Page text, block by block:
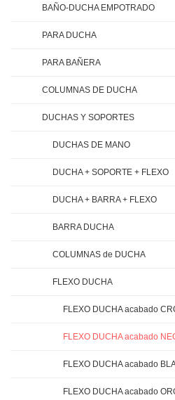
BAÑO-DUCHA EMPOTRADO
PARA DUCHA
PARA BAÑERA
COLUMNAS DE DUCHA
DUCHAS Y SOPORTES
DUCHAS DE MANO
DUCHA + SOPORTE + FLEXO
DUCHA + BARRA + FLEXO
BARRA DUCHA
COLUMNAS de DUCHA
FLEXO DUCHA
FLEXO DUCHA acabado
FLEXO DUCHA acabado
FLEXO DUCHA acabado
FLEXO DUCHA acabado